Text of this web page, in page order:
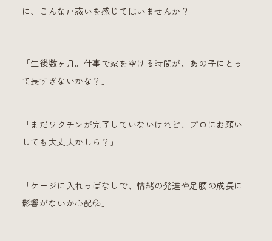
に、こんな戸惑いを感じてはいませんか？
「生後数ヶ月。仕事で家を空ける時間が、あの子にとっ
て長すぎないかな？」
「まだワクチンが完了していないけれど、プロにお願い
しても大丈夫かしら？」
「ケージに入れっぱなしで、情緒の発達や足腰の成長に
影響がないか心配💦」